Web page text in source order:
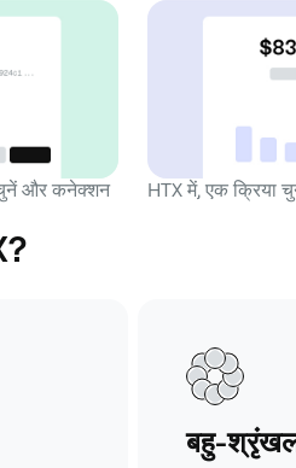
चुनें और कनेक्शन
HTX में, एक क्रिया
बहु-